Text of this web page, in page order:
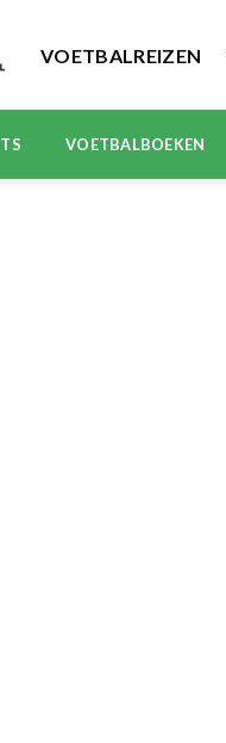
VOETBALREIZEN
VOETBALBOEKEN